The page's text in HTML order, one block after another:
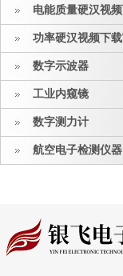
电能质量硬汉视
功率硬汉视频下
数字示波器
工业内窥镜
数字测力计
航空电子检测仪器